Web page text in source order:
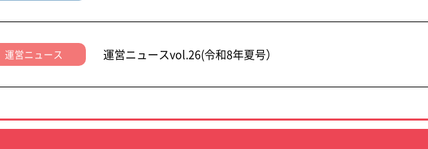
運営ニュース 運営ニュースvol.26(令和8年夏号）